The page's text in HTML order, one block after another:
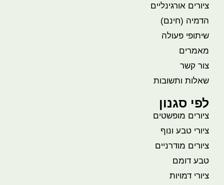
ציורים אורגינליים
הדמיה (חינם)
שיתופי פעולה
מאמרים
צור קשר
שאלות ותשובות
לפי סגנון
ציורים מופשטים
ציורי טבע ונוף
ציורים מודרניים
טבע דומם
ציורי דמויות